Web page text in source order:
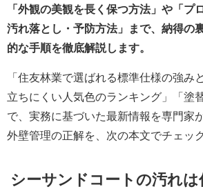
「外観の美観を長く保つ方法」や「プ
汚れ落とし・予防方法」まで、納得の
的な手順を徹底解説します。
「住友林業で選ばれる標準仕様の強み
立ちにくい人気色のランキング」「塗
で、実務に基づいた最新情報を専門家
外壁管理の正解を、次の本文でチェッ
シーサンドコートの汚れは